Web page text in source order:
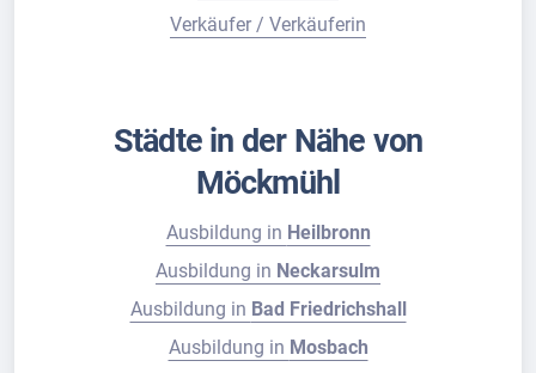
Verkäufer / Verkäuferin
Städte in der Nähe von
Möckmühl
Ausbildung in Heilbronn
Ausbildung in Neckarsulm
Ausbildung in Bad Friedrichshall
Ausbildung in Mosbach